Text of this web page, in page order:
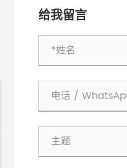
给我留言